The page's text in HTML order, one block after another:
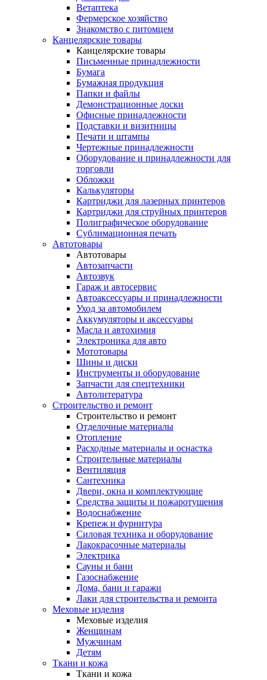
Ветаптека
Фермерское хозяйство
Знакомство с питомцем
Канцелярские товары
Канцелярские товары
Письменные принадлежности
Бумага
Бумажная продукция
Папки и файлы
Демонстрационные доски
Офисные принадлежности
Подставки и визитницы
Печати и штампы
Чертежные принадлежности
Оборудование и принадлежности для
торговли
Обложки
Калькуляторы
Картриджи для лазерных принтеров
Картриджи для струйных принтеров
Полиграфическое оборудование
Сублимационная печать
Автотовары
Автотовары
Автозапчасти
Автозвук
Гараж и автосервис
Автоаксессуары и принадлежности
Уход за автомобилем
Аккумуляторы и аксессуары
Масла и автохимия
Электроника для авто
Мототовары
Шины и диски
Инструменты и оборудование
Запчасти для спецтехники
Автолитература
Строительство и ремонт
Строительство и ремонт
Отделочные материалы
Отопление
Расходные материалы и оснастка
Строительные материалы
Вентиляция
Сантехника
Двери, окна и комплектующие
Средства защиты и пожаротушения
Водоснабжение
Крепеж и фурнитура
Силовая техника и оборудование
Лакокрасочные материалы
Электрика
Сауны и бани
Газоснабжение
Дома, бани и гаражи
Лаки для строительства и ремонта
Меховые изделия
Меховые изделия
Женщинам
Мужчинам
Детям
Ткани и кожа
Ткани и кожа